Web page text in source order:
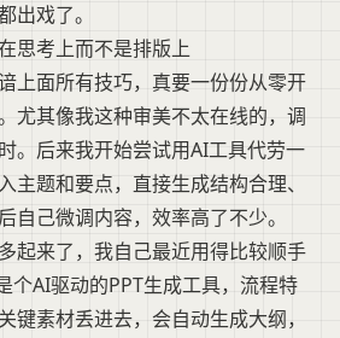
出戏了。
思考上而不是排版上
上面所有技巧，真要一份份从零开
尤其像我这种审美不太在线的，调
。后来我开始尝试用AI工具代劳一
主题和要点，直接生成结构合理、
自己微调内容，效率高了不少。
起来了，我自己最近用得比较顺手
个AI驱动的PPT生成工具，流程特
键素材丢进去，会自动生成大纲，